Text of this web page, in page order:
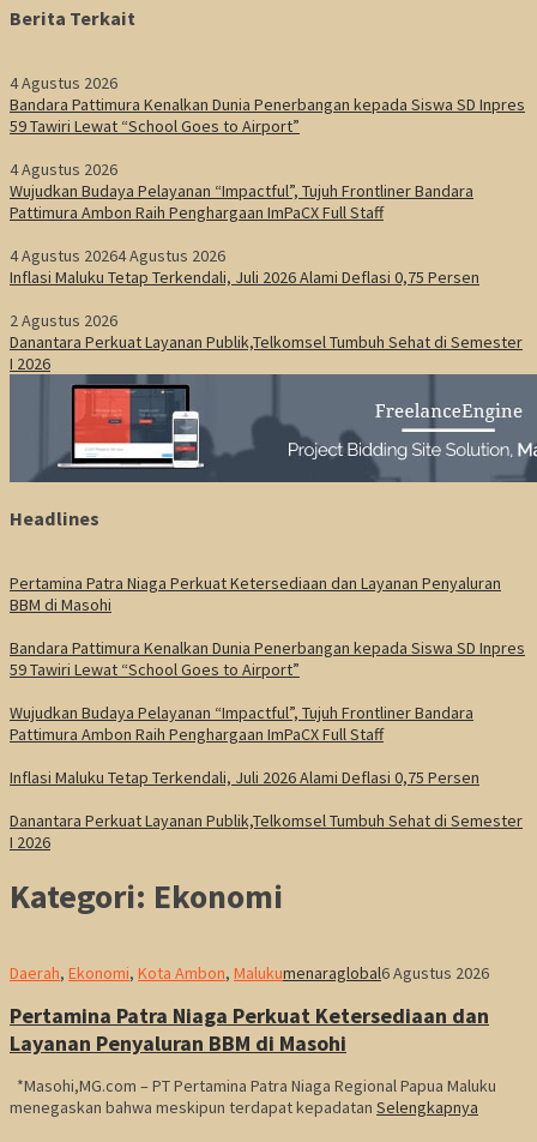
Berita Terkait
4 Agustus 2026
Bandara Pattimura Kenalkan Dunia Penerbangan kepada Siswa SD Inpres
59 Tawiri Lewat “School Goes to Airport”
4 Agustus 2026
Wujudkan Budaya Pelayanan “Impactful”, Tujuh Frontliner Bandara
Pattimura Ambon Raih Penghargaan ImPaCX Full Staff
4 Agustus 20264 Agustus 2026
Inflasi Maluku Tetap Terkendali, Juli 2026 Alami Deflasi 0,75 Persen
2 Agustus 2026
Danantara Perkuat Layanan Publik,Telkomsel Tumbuh Sehat di Semester
I 2026
Headlines
Pertamina Patra Niaga Perkuat Ketersediaan dan Layanan Penyaluran
BBM di Masohi
Bandara Pattimura Kenalkan Dunia Penerbangan kepada Siswa SD Inpres
59 Tawiri Lewat “School Goes to Airport”
Wujudkan Budaya Pelayanan “Impactful”, Tujuh Frontliner Bandara
Pattimura Ambon Raih Penghargaan ImPaCX Full Staff
Inflasi Maluku Tetap Terkendali, Juli 2026 Alami Deflasi 0,75 Persen
Danantara Perkuat Layanan Publik,Telkomsel Tumbuh Sehat di Semester
I 2026
Kategori: Ekonomi
Daerah, Ekonomi, Kota Ambon, Malukumenaraglobal6 Agustus 2026
Pertamina Patra Niaga Perkuat Ketersediaan dan
Layanan Penyaluran BBM di Masohi
*Masohi,MG.com – PT Pertamina Patra Niaga Regional Papua Maluku
menegaskan bahwa meskipun terdapat kepadatan Selengkapnya